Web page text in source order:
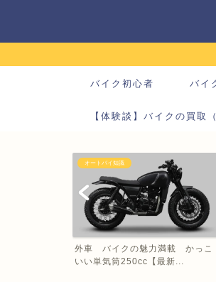
バイク初心者 バイ
【体験談】バイクの買
オートバイ知識
外車 バイクの魅力満載 かっこ
いい単気筒250cc【最新...